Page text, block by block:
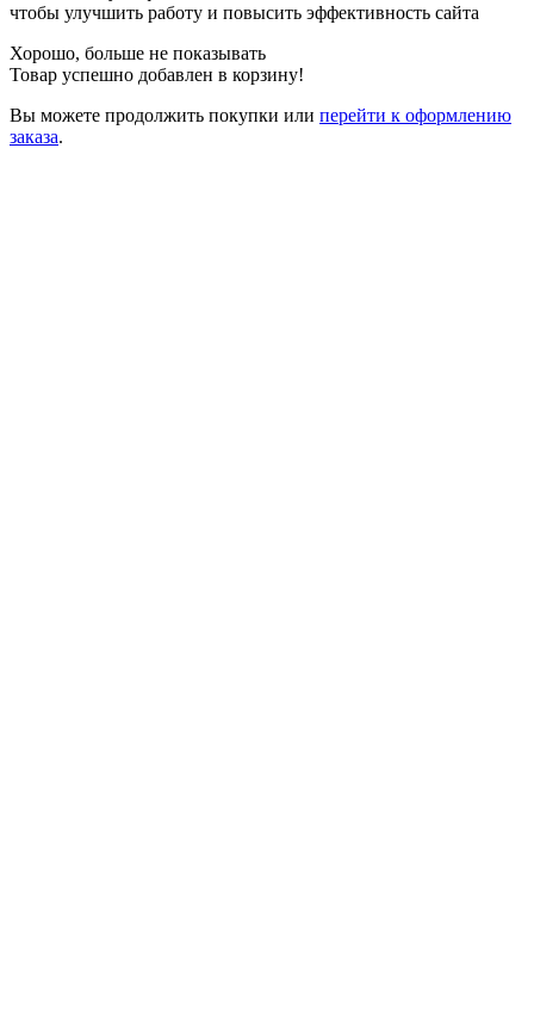
чтобы улучшить работу и повысить эффективность сайта
Хорошо, больше не показывать
Товар успешно добавлен в корзину!
Вы можете продолжить покупки или перейти к оформлению
заказа.